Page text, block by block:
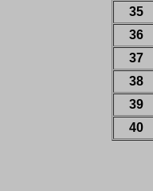
35
36
37
38
39
40